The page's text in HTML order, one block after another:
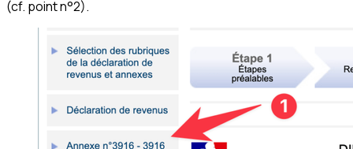
(cf. point n°2).